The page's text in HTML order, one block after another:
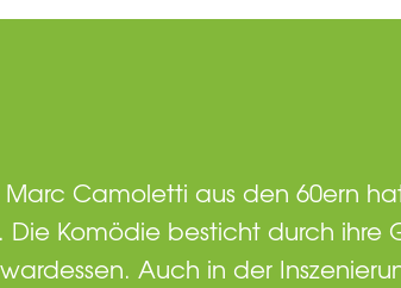
Marc Camoletti aus den 60ern
Komödie besticht durch ihre
Auch in der